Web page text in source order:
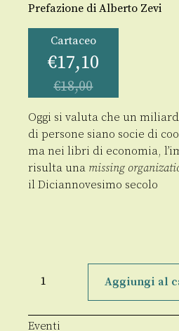
Prefazione di Alberto Zevi
Cartaceo
€17,10
€18,00
Oggi si valuta che un
di persone siano socie di
ma nei libri di economia,
risulta una missing
il Diciannovesimo secolo
Aggiungi al
Eventi